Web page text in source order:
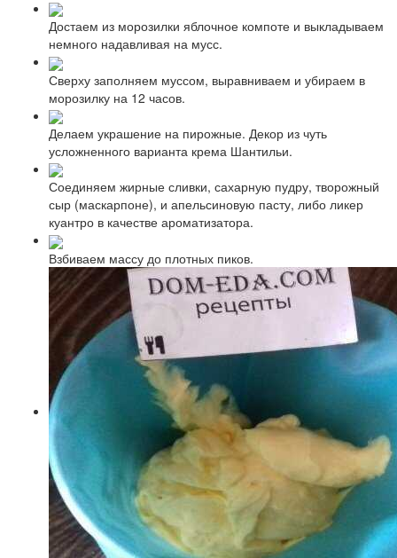
Достаем из морозилки яблочное компоте и выкладываем
немного надавливая на мусс.
Сверху заполняем муссом, выравниваем и убираем в
морозилку на 12 часов.
Делаем украшение на пирожные. Декор из чуть
усложненного варианта крема Шантильи.
Соединяем жирные сливки, сахарную пудру, творожный
сыр (маскарпоне), и апельсиновую пасту, либо ликер
куантро в качестве ароматизатора.
Взбиваем массу до плотных пиков.